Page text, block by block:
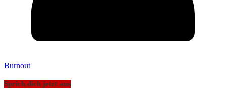
Burnout
Sprich dich jetzt aus